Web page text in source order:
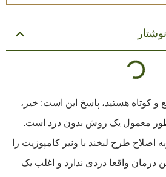
و کوتاه هستید، پاسخ این است: خیر،
معمول یک روش بدون درد است.
طرح لبخند با ونیر کامپوزیت را
درمان واقعا دردی ندارد و اغلب یک